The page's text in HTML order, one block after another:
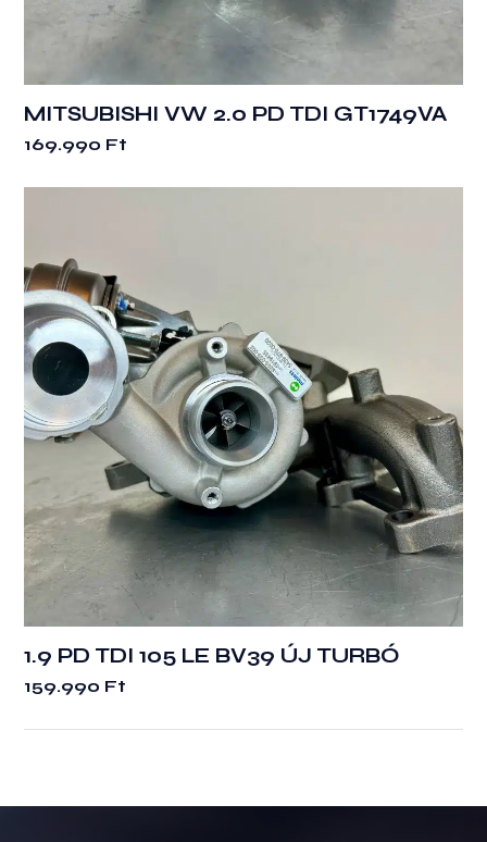
MITSUBISHI VW 2.0 PD TDI GT1749VA
169.990 Ft
1.9 PD TDI 105 LE BV39 ÚJ TURBÓ
159.990 Ft